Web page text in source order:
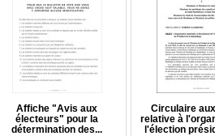
Affiche "Avis aux
électeurs" pour la
détermination des...
Circulaire
relative à
l'élection